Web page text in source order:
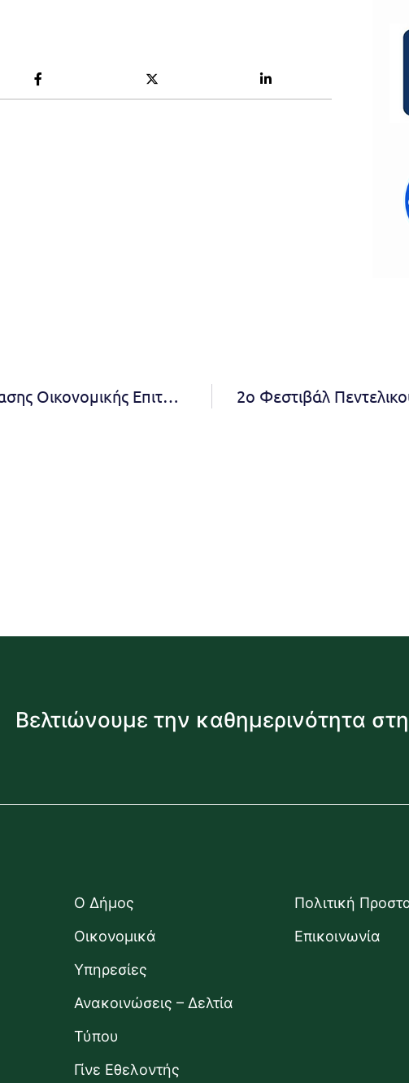
Πίνακας Αποφάσεων 20ης συνεδρίασης Οικονομικής Επιτροπής 2023
Βελτιώνουμε την καθημερινότητα
Ο Δήμος
Οικονομικά
Υπηρεσίες
Ανακοινώσεις – Δελτία
Τύπου
Γίνε Εθελοντής
Πολιτική
Επικοινωνία